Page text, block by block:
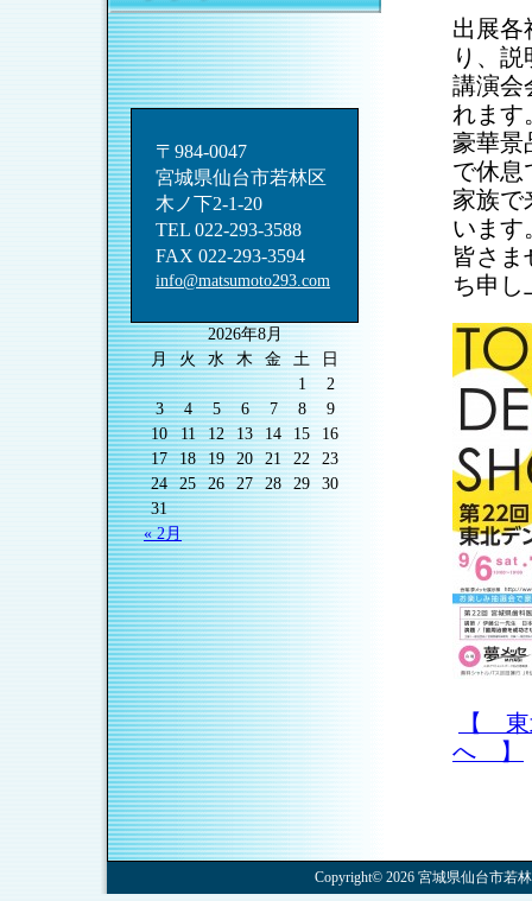
〒984-0047
宮城県仙台市若林区
木ノ下2-1-20
TEL 022-293-3588
FAX 022-293-3594
info@matsumoto293.com
2026年8月
月
火 水 木 金 土
日
1
2
3
4 5 6 7 8
9
10
11 12 13 14 15
16
17
18 19 20 21 22
23
24
25 26 27 28 29
30
31
« 2月
出展各
り、
講演会
れます
豪華景
で休息
家族で
います
皆さま
ち申し
【
へ 】
Copyright© 2026 宮城県仙台市若